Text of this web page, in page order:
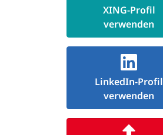
XING-Profil
verwenden
LinkedIn-Profil
verwenden